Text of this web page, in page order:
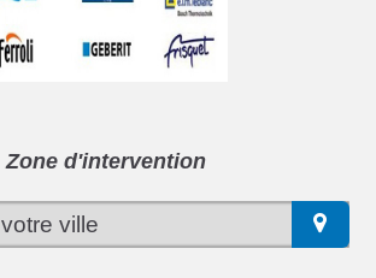
Zone d'intervention